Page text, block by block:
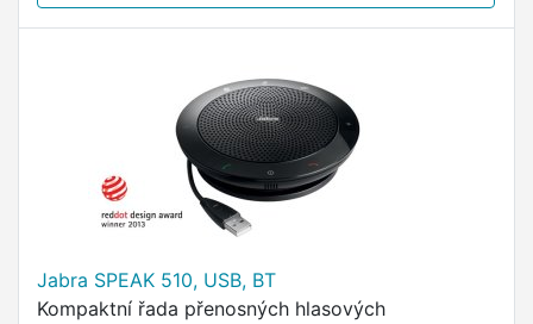
Jabra SPEAK 510, USB, BT
Kompaktní řada přenosných hlasových